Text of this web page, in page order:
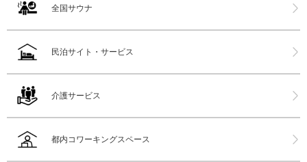
全国サウナ
民泊サイト・サービス
介護サービス
都内コワーキングスペース